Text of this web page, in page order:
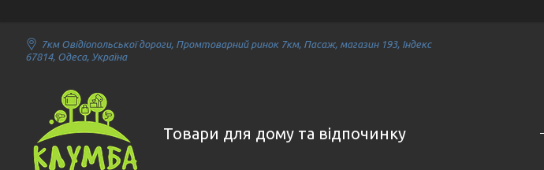
7км Овідіопольської дороги, Промтоварний ринок 7км, Пасаж, магазин 193, Індекс
67814, Одеса, Україна
Товари для дому та відпочинку